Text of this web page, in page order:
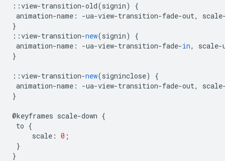
::view-transition-old(signin)
{
animation-name : -ua-view-transition-fade-out, scale
}
::view-transition-new(signin)
{
animation-name : -ua-view-transition-fade-in, scale-
}
::view-transition-new(signinclose)
{
animation-name : -ua-view-transition-fade-out, scale
}
@keyframes scale-down {
to {
scale : 0 ;
}
}